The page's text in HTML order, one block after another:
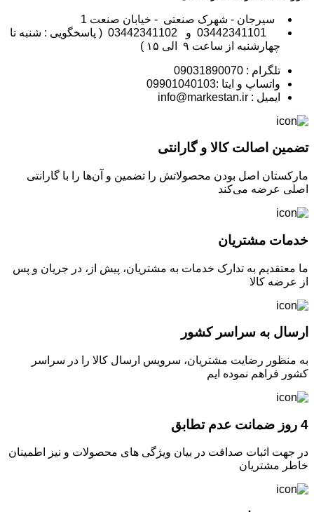
سیرجان - شهرک صنعتی - خیابان صنعت 1
03442341101 و 03442341102 ( پاسخگویی : شنبه تا
چهارشنبه از ساعت ۹ الی ۱۵ )
تلگرام : 09031890070
واتساپ و ایتا :09901040103
ایمیل : info@markestan.ir
تضمین اصالت کالا و گارانتی
مارکستان اصل بودن محصولاتش را تضمین و آن‌ها را با گارانتی
اصلی عرضه می‌کند
خدمات مشتریان
ما معتقدیم به تدارک خدمات به مشتریان، پیش از، در جریان و پس
از عرضه کالا
ارسال به سراسر کشور
به منظور رضایت مشتریان، سرویس ارسال کالا را در سراسر
کشور فراهم نموده ایم
4 روز ضمانت عدم تطابق
در جهت اثبات صداقت در بیان ویژگی های محصولات و نیز اطمینان
خاطر مشتریان